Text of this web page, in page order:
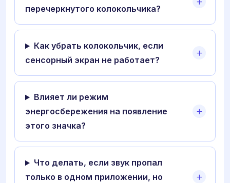
перечеркнутого колокольчика?
Как убрать колокольчик, если
сенсорный экран не работает?
Влияет ли режим
энергосбережения на появление
этого значка?
Что делать, если звук пропал
только в одном приложении, но